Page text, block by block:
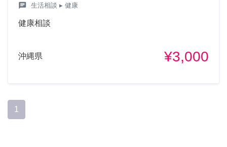
chat 生活相談 ▸ 健康
健康相談
沖縄県 ¥3,000
1